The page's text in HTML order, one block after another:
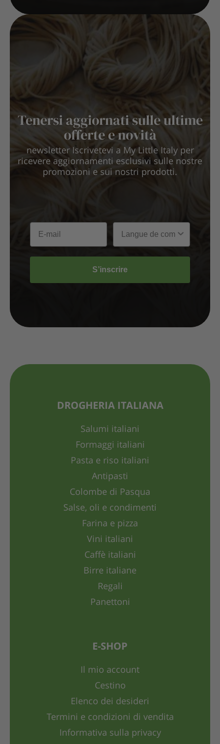
Tenersi aggiornati sulle ultime
offerte e novità
newsletter Iscrivetevi a My Little Italy per
ricevere aggiornamenti esclusivi sulle nostre
promozioni e sui nostri prodotti.
S’inscrire
DROGHERIA ITALIANA
Salumi italiani
Formaggi italiani
Pasta e riso italiani
Antipasti
Colombe di Pasqua
Salse, oli e condimenti
Farina e pizza
Vini italiani
Caffè italiani
Birre italiane
Regali
Panettoni
E-SHOP
Il mio account
Cestino
Elenco dei desideri
Termini e condizioni di vendita
Informativa sulla privacy